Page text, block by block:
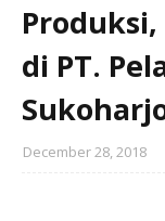
di PT.
December 28, 2018